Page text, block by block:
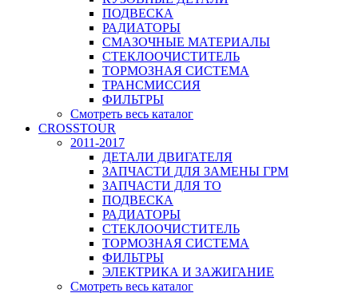
ПОДВЕСКА
РАДИАТОРЫ
СМАЗОЧНЫЕ МАТЕРИАЛЫ
СТЕКЛООЧИСТИТЕЛЬ
ТОРМОЗНАЯ СИСТЕМА
ТРАНСМИССИЯ
ФИЛЬТРЫ
Смотреть весь каталог
CROSSTOUR
2011-2017
ДЕТАЛИ ДВИГАТЕЛЯ
ЗАПЧАСТИ ДЛЯ ЗАМЕНЫ ГРМ
ЗАПЧАСТИ ДЛЯ ТО
ПОДВЕСКА
РАДИАТОРЫ
СТЕКЛООЧИСТИТЕЛЬ
ТОРМОЗНАЯ СИСТЕМА
ФИЛЬТРЫ
ЭЛЕКТРИКА И ЗАЖИГАНИЕ
Смотреть весь каталог